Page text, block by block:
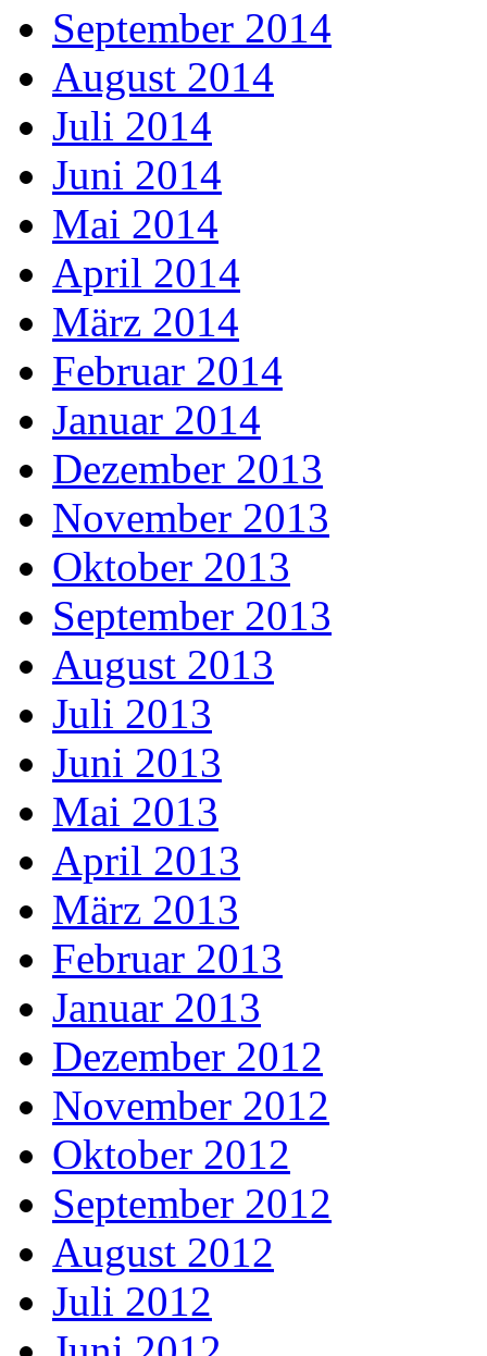
September 2014
August 2014
Juli 2014
Juni 2014
Mai 2014
April 2014
März 2014
Februar 2014
Januar 2014
Dezember 2013
November 2013
Oktober 2013
September 2013
August 2013
Juli 2013
Juni 2013
Mai 2013
April 2013
März 2013
Februar 2013
Januar 2013
Dezember 2012
November 2012
Oktober 2012
September 2012
August 2012
Juli 2012